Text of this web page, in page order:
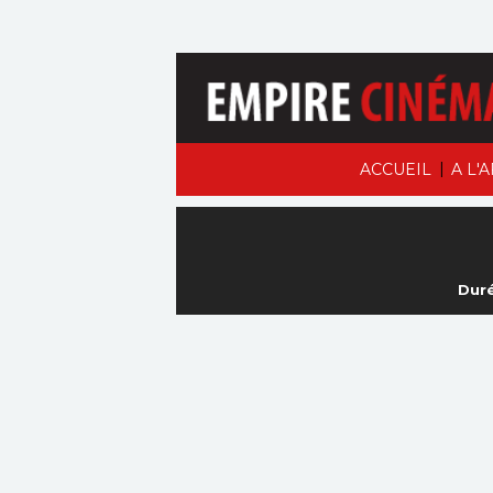
ACCUEIL | A